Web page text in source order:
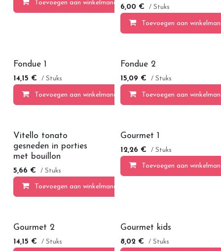
Toevoegen aan winkelmandje
6,00 € / Stuks
Toevoegen aan
Fondue 1
14,15 € / Stuks
Toevoegen aan winkelmandje
Fondue 2
15,09 € / Stuks
Toevoegen aan
Vitello tonato
gesneden in porties
met bouillon
5,66 € / Stuks
Toevoegen aan winkelmandje
Gourmet 1
12,26 € / Stuks
Toevoegen aan
Gourmet 2
14,15 € / Stuks
Gourmet kids
8,02€ / Stuks